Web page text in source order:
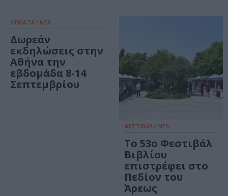
ΘΕΜΑΤΑ / ΝΕΑ
Δωρεάν
εκδηλώσεις στην
Αθήνα την
εβδομάδα 8-14
Σεπτεμβρίου
ΦΕΣΤΙΒΑΛ / ΝΕΑ
Το 53ο Φεστιβάλ
Βιβλίου
επιστρέφει στο
Πεδίον του
Άρεως